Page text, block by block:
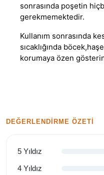
sonrasında poşetin
gerekmemektedir.
Kullanım sonrasında
sıcaklığında
korumaya özen
DEĞERLENDIRME ÖZETI
5 Yıldız
4 Yıldız